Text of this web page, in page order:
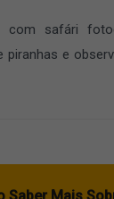
com safári
piranhas e